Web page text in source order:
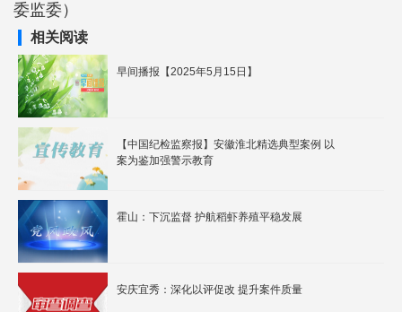
委监委）
相关阅读
早间播报【2025年5月15日】
【中国纪检监察报】安徽淮北精选典型案例 以
案为鉴加强警示教育
霍山：下沉监督 护航稻虾养殖平稳发展
安庆宜秀：深化以评促改 提升案件质量